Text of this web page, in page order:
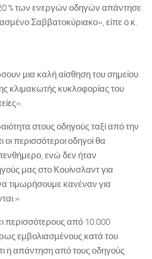
% των ενεργών οδηγών απάντησε
Σαββατοκύριακο», είπε ο κ.
μια καλή αίσθηση του σημείου
κλιμακωτής κυκλοφορίας του
στους οδηγούς ταξί από την
περισσότεροι οδηγοί θα
ενώ δεν ήταν
μας στο Κουίνσλαντ για
τιμωρήσουμε κανέναν για
περισσότερους από 10.000
εμβολιασμένους κατά του
η απάντηση από τους οδηγούς